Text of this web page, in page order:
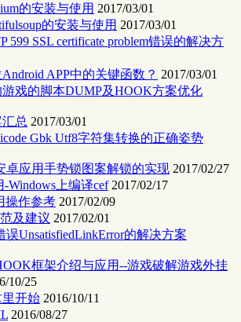
的安装与使用 2017/03/01
的安装与使用 2017/03/01
599 SSL certificate problem错误的解决方
APP中的关键函数？ 2017/03/01
游戏的脚本DUMP及HOOK方案优化
总 2017/03/01
Gbk Utf8字符集转换的正确姿势
卓应用手势锁图案解锁的实现 2017/02/27
Windows上编译cef 2017/02/17
操作参考 2017/02/09
及建议 2017/02/01
误UnsatisfiedLinkError的解决方案
框架介绍与应用--游戏破解游戏外挂
10/25
里开始 2016/10/11
2016/08/27